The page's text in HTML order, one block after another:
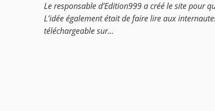
Le responsable d’Edition999 a créé le site pour
L’idée également était de faire lire aux
téléchargeable sur...